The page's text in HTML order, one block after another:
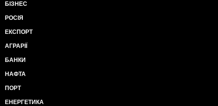
БІЗНЕС
РОСІЯ
ЕКСПОРТ
АГРАРІЇ
БАНКИ
НАФТА
ПОРТ
ЕНЕРГЕТИКА